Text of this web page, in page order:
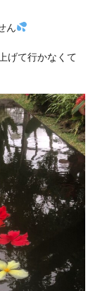
ん
げて行かなくて